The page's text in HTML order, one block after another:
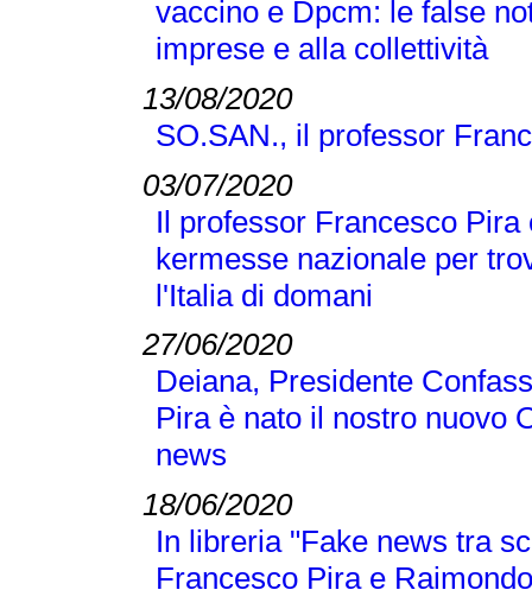
vaccino e Dpcm: le false
imprese e alla collettività
13/08/2020
SO.SAN., il professor
03/07/2020
Il professor Francesco
kermesse nazionale per
l'Italia di domani
27/06/2020
Deiana, Presidente
Pira è nato il nostro nuovo
news
18/06/2020
In libreria "Fake news tra
Francesco Pira e